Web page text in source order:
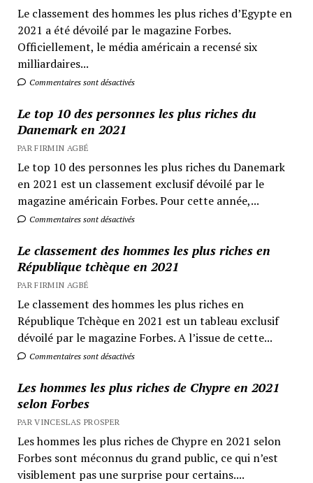
Le classement des hommes les plus riches d’Egypte en
2021 a été dévoilé par le magazine Forbes.
Officiellement, le média américain a recensé six
milliardaires...
Commentaires sont désactivés
Le top 10 des personnes les plus riches du
Danemark en 2021
PAR FIRMIN AGBÉ
Le top 10 des personnes les plus riches du Danemark
en 2021 est un classement exclusif dévoilé par le
magazine américain Forbes. Pour cette année,...
Commentaires sont désactivés
Le classement des hommes les plus riches en
République tchèque en 2021
PAR FIRMIN AGBÉ
Le classement des hommes les plus riches en
République Tchèque en 2021 est un tableau exclusif
dévoilé par le magazine Forbes. A l’issue de cette...
Commentaires sont désactivés
Les hommes les plus riches de Chypre en 2021
selon Forbes
PAR VINCESLAS PROSPER
Les hommes les plus riches de Chypre en 2021 selon
Forbes sont méconnus du grand public, ce qui n’est
visiblement pas une surprise pour certains....